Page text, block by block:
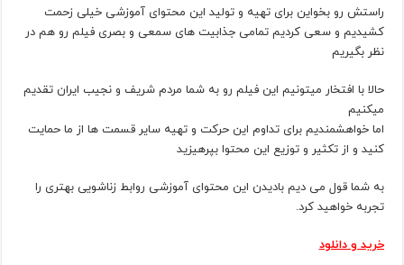
راستش رو بخواین برای تهیه و تولید این محتوای آموزشی خیلی زحمت
کشیدیم و سعی کردیم تمامی جذابیت های سمعی و بصری فیلم رو هم در
نظر بگیریم
حالا با افتخار میتونیم این فیلم رو به شما مردم شریف و نجیب ایران تقدیم
میکنیم
اما خواهشمندیم برای تداوم این حرکت و تهیه سایر قسمت ها از ما حمایت
کنید و از تکثیر و توزیع این محتوا بپرهیزید
به شما قول می دیم بادیدن این محتوای آموزشی روابط زناشویی بهتری را
تجربه خواهید کرد.
خرید و دانلود